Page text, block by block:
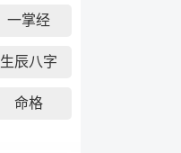
一掌经
生辰八字
命格